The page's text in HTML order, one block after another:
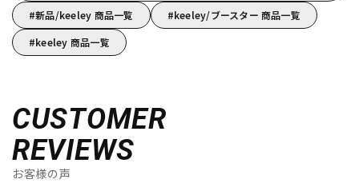
新品/keeley 商品一覧
keeley/ブースター 商品一覧
keeley 商品一覧
CUSTOMER
REVIEWS
お客様の声